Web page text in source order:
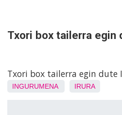
Txori box tailerra egin
Txori box tailerra egin dute
INGURUMENA IRURA